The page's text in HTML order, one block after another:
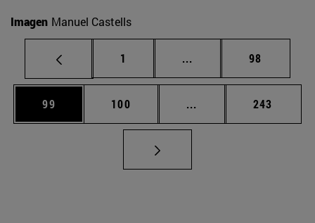
Imagen Manuel Castells
Página
1 ... Páginas intermedias
Página
98
Página
99 Página
100 ... Páginas intermedias
Página
243